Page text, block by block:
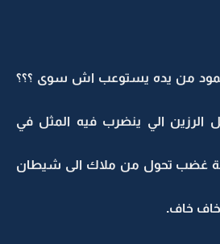
من يده يستوعب اش سوى ؟؟؟
الرزين الي ينضرب فيه المثل في
غضب تحول من ملاك الى شيطان
خاف خاف.